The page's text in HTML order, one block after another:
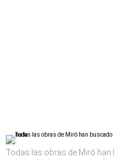
Todas las obras de Miró han